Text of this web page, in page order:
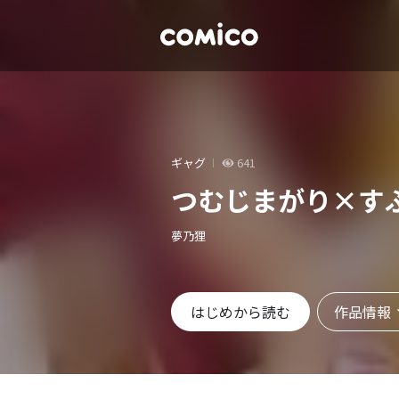
ギャグ 641
つむじまがり×す
夢乃狸
はじめから読む 作品情報